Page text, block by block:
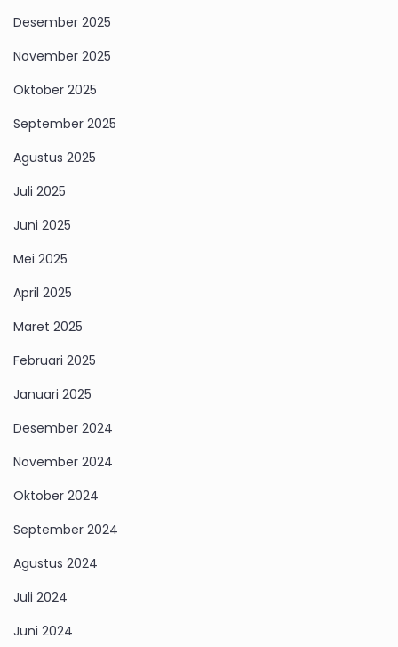
Desember 2025
November 2025
Oktober 2025
September 2025
Agustus 2025
Juli 2025
Juni 2025
Mei 2025
April 2025
Maret 2025
Februari 2025
Januari 2025
Desember 2024
November 2024
Oktober 2024
September 2024
Agustus 2024
Juli 2024
Juni 2024